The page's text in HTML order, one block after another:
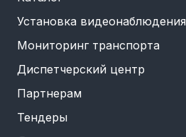
Установка видеонаблюдения
Мониторинг транспорта
Диспетчерский центр
Партнерам
Тендеры